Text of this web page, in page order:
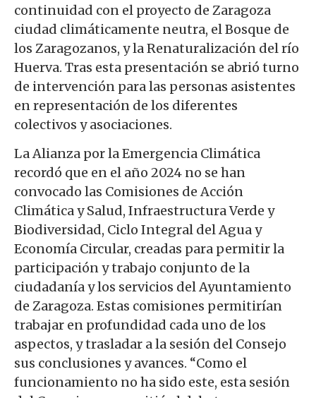
continuidad con el proyecto de Zaragoza
ciudad climáticamente neutra, el Bosque de
los Zaragozanos, y la Renaturalización del río
Huerva. Tras esta presentación se abrió turno
de intervención para las personas asistentes
en representación de los diferentes
colectivos y asociaciones.
La Alianza por la Emergencia Climática
recordó que en el año 2024 no se han
convocado las Comisiones de Acción
Climática y Salud, Infraestructura Verde y
Biodiversidad, Ciclo Integral del Agua y
Economía Circular, creadas para permitir la
participación y trabajo conjunto de la
ciudadanía y los servicios del Ayuntamiento
de Zaragoza. Estas comisiones permitirían
trabajar en profundidad cada uno de los
aspectos, y trasladar a la sesión del Consejo
sus conclusiones y avances. “Como el
funcionamiento no ha sido este, esta sesión